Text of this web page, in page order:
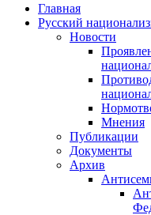
Главная
Русский
Новости
Мнения
Публикации
Документы
Архив